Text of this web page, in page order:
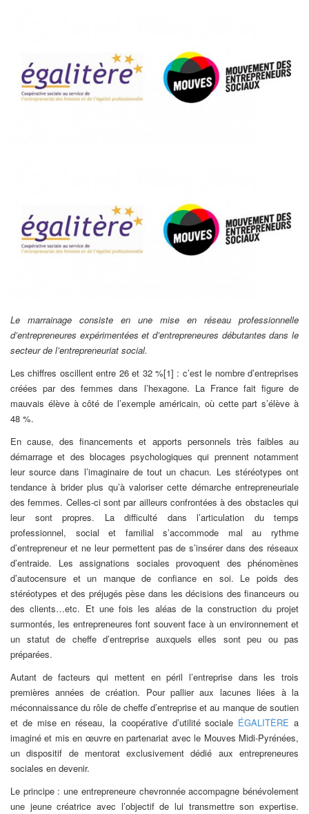
Le marrainage consiste en une mise en réseau professionnelle
d’entrepreneures expérimentées et d’entrepreneures débutantes dans le
secteur de l’entrepreneuriat social.
Les chiffres oscillent entre 26 et 32 %[1] : c’est le nombre d’entreprises
créées par des femmes dans l’hexagone. La France fait figure de
mauvais élève à côté de l’exemple américain, où cette part s’élève à
48 %.
En cause, des financements et apports personnels très faibles au
démarrage et des blocages psychologiques qui prennent notamment
leur source dans l’imaginaire de tout un chacun. Les stéréotypes ont
tendance à brider plus qu’à valoriser cette démarche entrepreneuriale
des femmes. Celles-ci sont par ailleurs confrontées à des obstacles qui
leur sont propres. La difficulté dans l’articulation du temps
professionnel, social et familial s’accommode mal au rythme
d’entrepreneur et ne leur permettent pas de s’insérer dans des réseaux
d’entraide. Les assignations sociales provoquent des phénomènes
d’autocensure et un manque de confiance en soi. Le poids des
stéréotypes et des préjugés pèse dans les décisions des financeurs ou
des clients…etc. Et une fois les aléas de la construction du projet
surmontés, les entrepreneures font souvent face à un environnement et
un statut de cheffe d’entreprise auxquels elles sont peu ou pas
préparées.
Autant de facteurs qui mettent en péril l’entreprise dans les trois
premières années de création. Pour pallier aux lacunes liées à la
méconnaissance du rôle de cheffe d’entreprise et au manque de soutien
et de mise en réseau, la coopérative d’utilité sociale ÉGALITÈRE a
imaginé et mis en œuvre en partenariat avec le Mouves Midi-Pyrénées,
un dispositif de mentorat exclusivement dédié aux entrepreneures
sociales en devenir.
Le principe : une entrepreneure chevronnée accompagne bénévolement
une jeune créatrice avec l’objectif de lui transmettre son expertise.